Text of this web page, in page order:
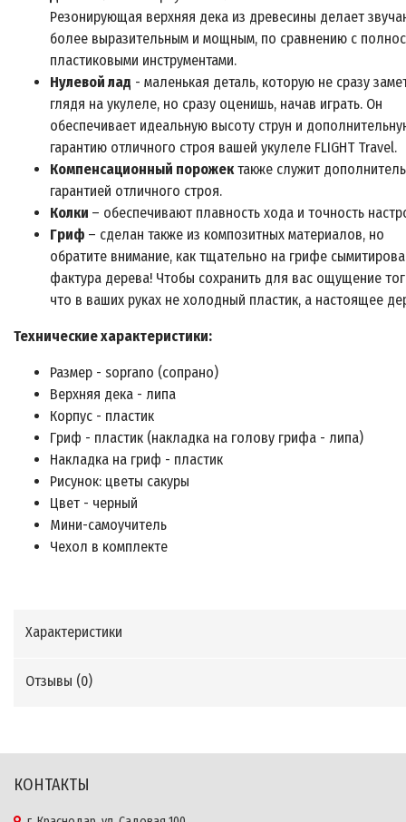
Резонирующая верхняя дека из древесины делает
более выразительным и мощным, по сравнению с
пластиковыми инструментами.
Нулевой лад - маленькая деталь, которую не сразу
глядя на укулеле, но сразу оценишь, начав играть. Он
обеспечивает идеальную высоту струн и
гарантию отличного строя вашей укулеле FLIGHT Travel.
Компенсационный порожектакже служит
гарантией отличного строя.
Колки – обеспечивают плавность хода и точность
Гриф – сделан также из композитных материалов, но
обратите внимание, как тщательно на грифе
фактура дерева! Чтобы сохранить для вас ощущение
что в ваших руках не холодный пластик, а настоящее
Технические характеристики:
Размер - soprano (сопрано)
Верхняя дека - липа
Корпус - пластик
Гриф - пластик (накладка на голову грифа - липа)
Накладка на гриф - пластик
Рисунок: цветы сакуры
Цвет - черный
Мини-самоучитель
Чехол в комплекте
Характеристики
Отзывы (0)
КОНТАКТЫ